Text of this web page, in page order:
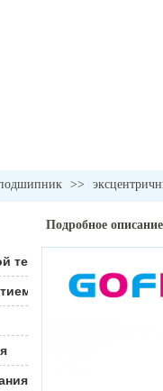
>>
техники
Подробное описание